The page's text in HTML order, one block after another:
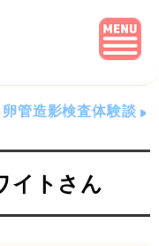
卵管造影検査体験談
イトさん